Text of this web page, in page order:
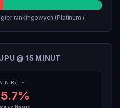
rankingowych (Platinum+)
@ 15 MINUT
RATE
%